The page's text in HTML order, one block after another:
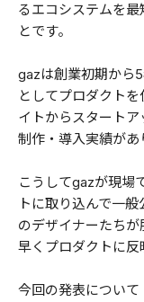
るエコシステムを
とです。
gazは創業初期から
としてプロダクト
イトからスタート
制作・導入実績があ
こうしてgazが現場
トに取り込んで一
のデザイナーたち
早くプロダクトに反
今回の発表につい